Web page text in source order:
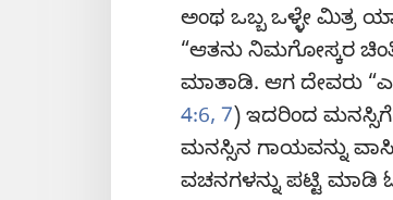
ಅಂಥ ಒಬ್ಬ ಒಳ್ಳೇ ಮಿತ್ರ
“ಆತನು ನಿಮಗೋಸ್ಕರ
ಮಾತಾಡಿ. ಆಗ ದೇವರು
4:6, 7) ಇದರಿಂದ
ಮನಸ್ಸಿನ ಗಾಯವನ್ನು
ವಚನಗಳನ್ನು ಪಟ್ಟಿ ಮಾಡಿ